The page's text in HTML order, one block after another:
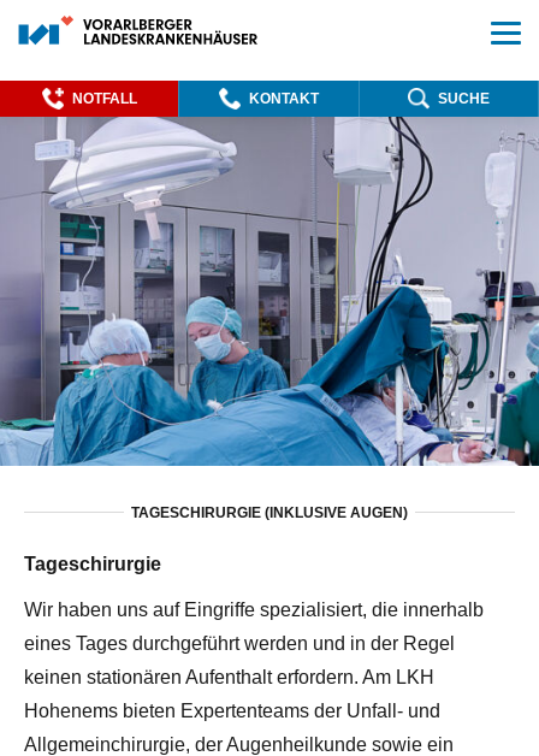
NOTFALL KONTAKT SUCHE
TAGESCHIRURGIE (INKLUSIVE AUGEN)
Tageschirurgie
Wir haben uns auf Eingriffe spezialisiert, die innerhalb
eines Tages durchgeführt werden und in der Regel
keinen stationären Aufenthalt erfordern. Am LKH
Hohenems bieten Expertenteams der Unfall- und
Allgemeinchirurgie, der Augenheilkunde sowie ein